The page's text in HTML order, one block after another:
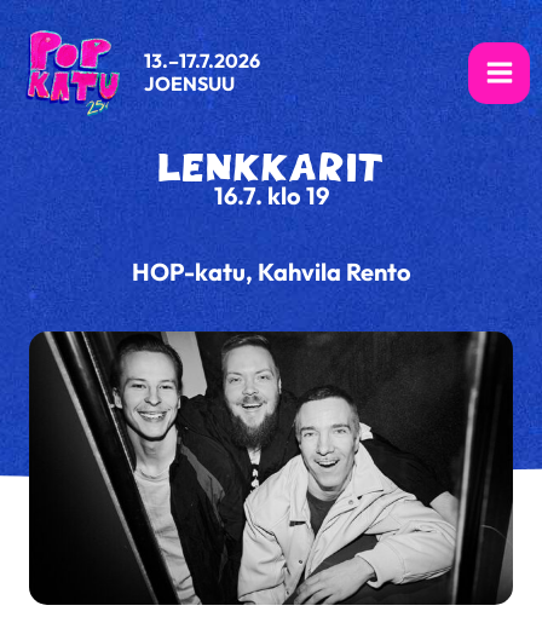
Siirry
sisältöön
13.–17.7.2026
JOENSUU
LENKKARIT
16.7. klo 19
HOP-katu, Kahvila Rento
SpotifyInstagram